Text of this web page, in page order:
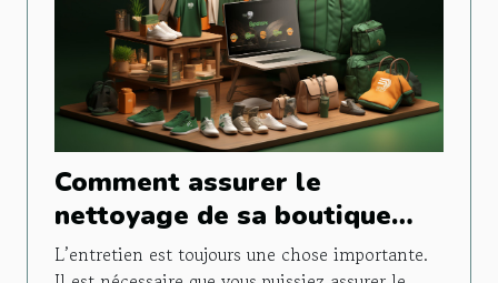
Comment assurer le
nettoyage de sa boutique
prestashop ?
L’entretien est toujours une chose importante.